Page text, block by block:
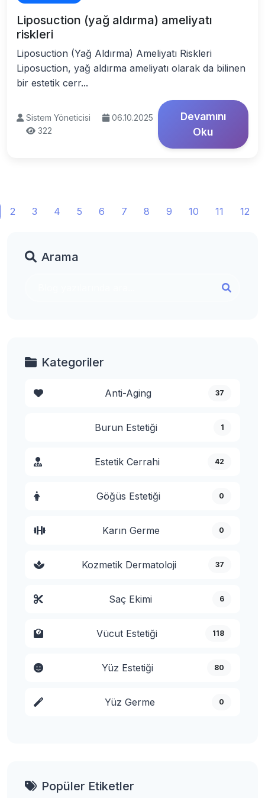
Liposuction (yağ aldırma) ameliyatı
riskleri
Liposuction (Yağ Aldırma) Ameliyatı Riskleri
Liposuction, yağ aldırma ameliyatı olarak da bilinen
bir estetik cerr...
Sistem Yöneticisi
06.10.2025
322
Devamını
Oku
2 3 4 5 6 7 8 9 10 11 12
Arama
Kategoriler
Anti-Aging 37
Burun Estetiği 1
Estetik Cerrahi 42
Göğüs Estetiği 0
Karın Germe 0
Kozmetik Dermatoloji 37
Saç Ekimi 6
Vücut Estetiği 118
Yüz Estetiği 80
Yüz Germe 0
Popüler Etiketler